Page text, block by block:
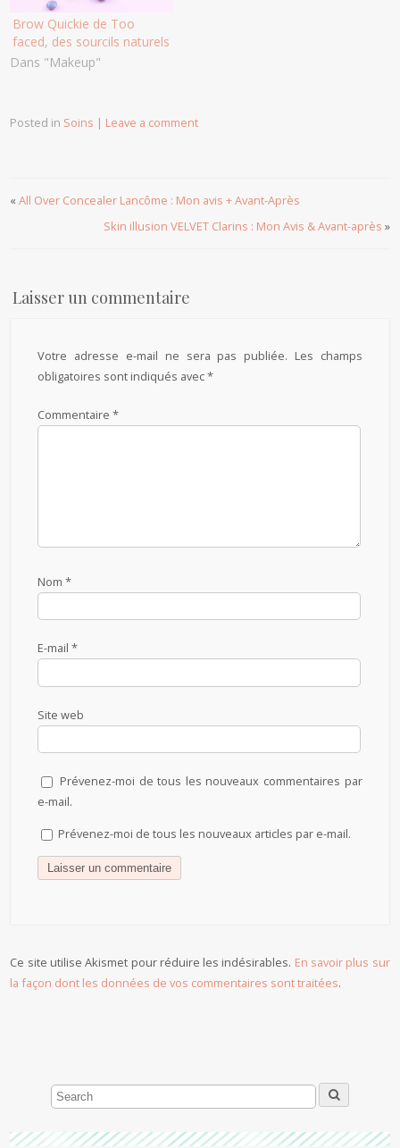
Brow Quickie de Too
faced, des sourcils naturels
Dans "Makeup"
Posted in Soins | Leave a comment
«All Over Concealer Lancôme : Mon avis + Avant-Après
Skin illusion VELVET Clarins : Mon Avis & Avant-après »
Laisser un commentaire
Votre adresse e-mail ne sera pas publiée. Les champs
obligatoires sont indiqués avec*
Commentaire*
Nom*
E-mail*
Site web
Prévenez-moi de tous les nouveaux commentaires par
e-mail.
Prévenez-moi de tous les nouveaux articles par e-mail.
Ce site utilise Akismet pour réduire les indésirables. En savoir plus sur
la façon dont les données de vos commentaires sont traitées.